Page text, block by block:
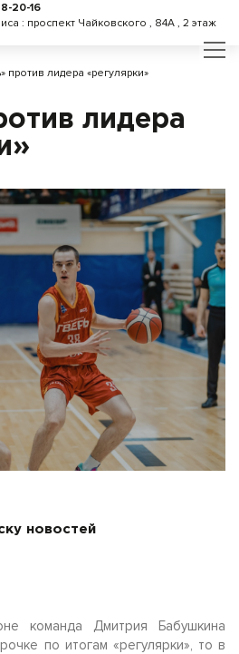
20-16
: проспект Чайковского , 84А , 2 этаж
против лидера «регулярки»
лидера
новостей
команда Дмитрия Бабушкина
по итогам «регулярки», то в